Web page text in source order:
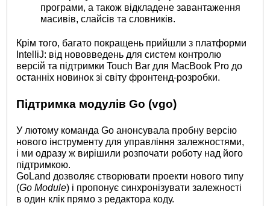
програми, а також відкладене завантаження
масивів, слайсів та словників.
Крім того, багато покращень прийшли з платформи
IntelliJ: від нововведень для систем контролю
версій та підтримки Touch Bar для MacBook Pro до
останніх новинок зі світу фронтенд-розробки.
Підтримка модулів Go (vgo)
У лютому команда Go анонсувала пробну версію
нового інструменту для управління залежностями,
і ми одразу ж вирішили розпочати роботу над його
підтримкою.
GoLand дозволяє створювати проекти нового типу
(Go Module) і пропонує синхронізувати залежності
в один клік прямо з редактора коду.